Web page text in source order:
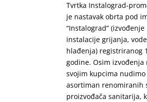
Tvrtka Instalograd-
je nastavak obrta pod
“Instalograd” (izvođenje
instalacije grijanja,
hlađenja) registriranog
godine. Osim izvođenja
svojim kupcima
asortiman renomiranih
proizvođača sanitarija,